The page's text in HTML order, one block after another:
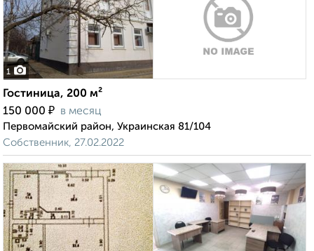
1
Гостиница, 200 м²
150 000 ₽ в месяц
Первомайский район, Украинская 81/104
Собственник, 27.02.2022